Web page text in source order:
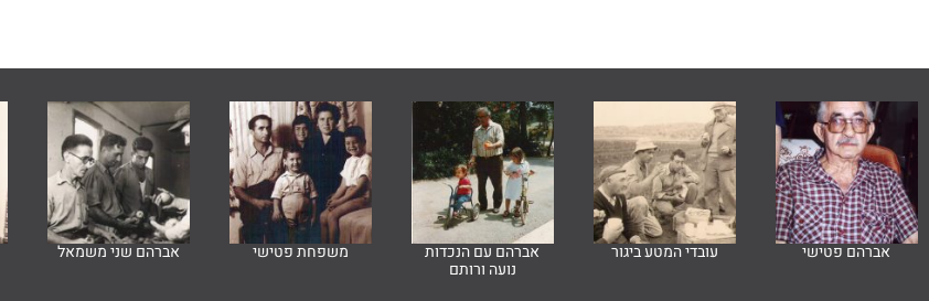
אברהם פטישי עובדי המטע ביגור אברהם עם הנכדות
נועה ורותם
משפחת פטישי אברהם שני משמאל